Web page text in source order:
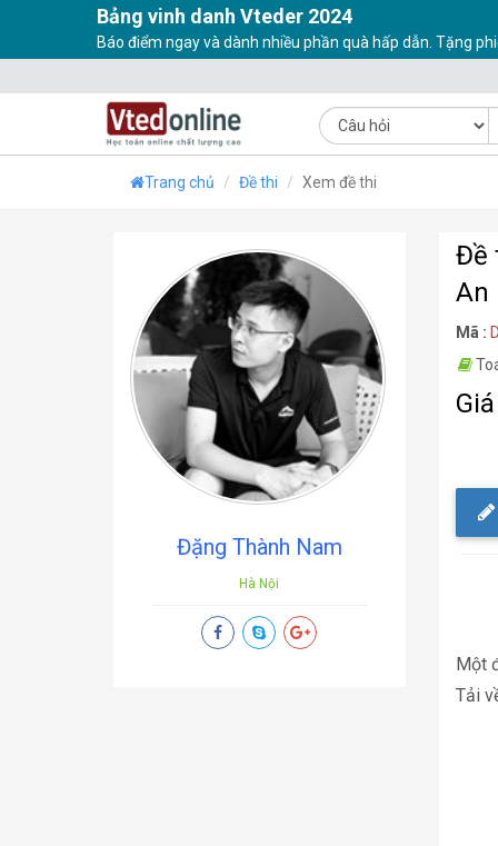
Bảng vinh danh Vteder 2024
Báo điểm ngay và dành nhiều phần quà hấp dẫn. Tặng
Trang chủ Đề thi Xem đề thi
Đặng Thành Nam
Hà Nội
Đề
An
Mã :
Một
Tải